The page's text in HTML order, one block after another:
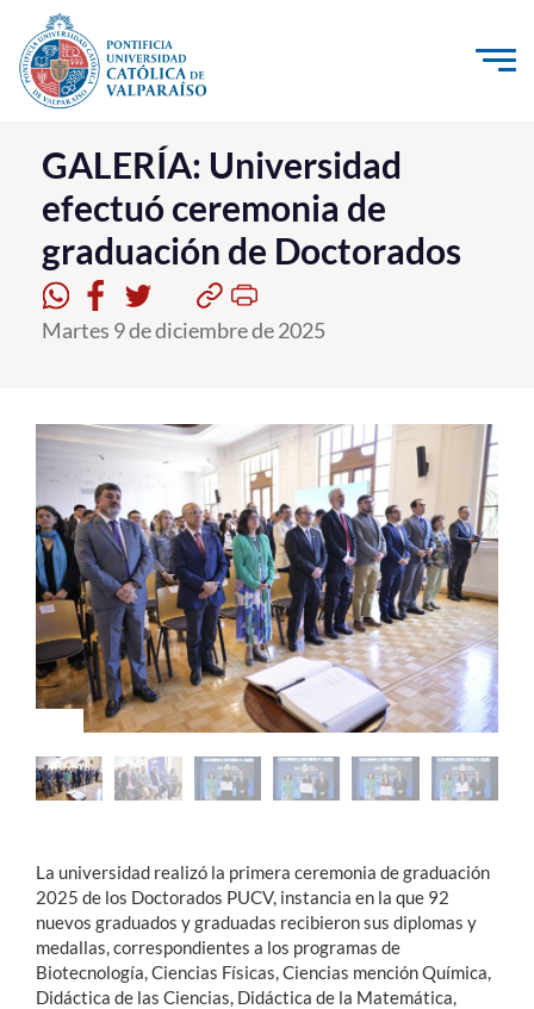
Click acá para ir directamente al contenido
La Universidad
Investigación, Creación e Innovación
PUCV Internacional
Vinculación con el Medio
Pregrado
Postgrado
Formación Continua
Estudiantes
Académicos
Funcionarios
Alumni
GALERÍA: Universidad
efectuó ceremonia de
graduación de Doctorados
Martes 9 de diciembre de 2025
La universidad realizó la primera ceremonia de graduación
2025 de los Doctorados PUCV, instancia en la que 92
nuevos graduados y graduadas recibieron sus diplomas y
medallas, correspondientes a los programas de
Biotecnología, Ciencias Físicas, Ciencias mención Química,
Didáctica de las Ciencias, Didáctica de la Matemática,